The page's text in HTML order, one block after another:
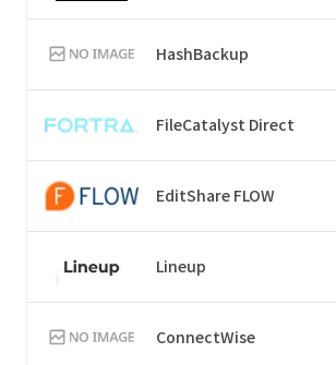
HashBackup
FileCatalyst Direct
EditShare FLOW
Lineup
ConnectWise